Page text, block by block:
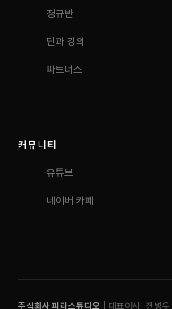
정규반
단과 강의
파트너스
커뮤니티
유튜브
네이버 카페
주식회사 피라스튜디오 | 대표이사: 전병우